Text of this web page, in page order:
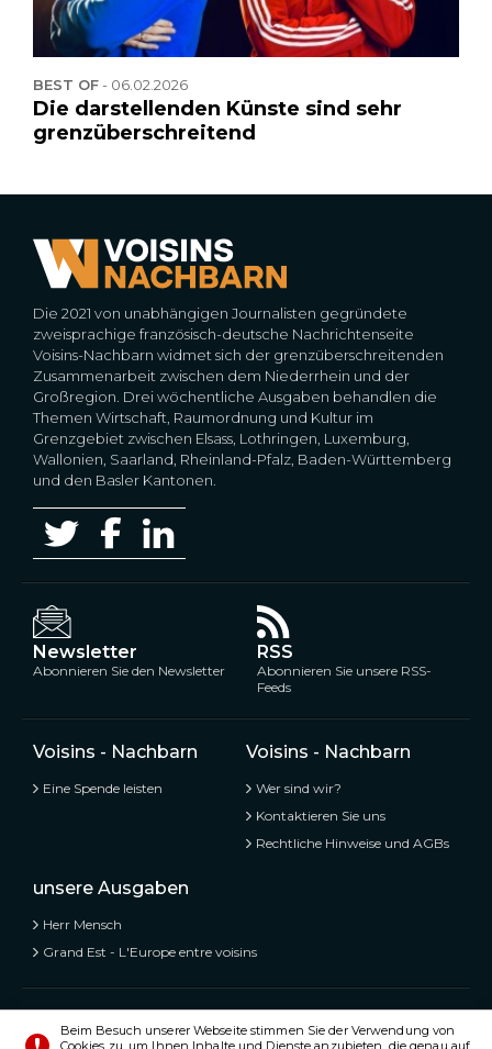
BEST OF- 06.02.2026
Die darstellenden Künste sind sehr
grenzüberschreitend
Die 2021 von unabhängigen Journalisten gegründete
zweisprachige französisch-deutsche Nachrichtenseite
Voisins-Nachbarn widmet sich der grenzüberschreitenden
Zusammenarbeit zwischen dem Niederrhein und der
Großregion. Drei wöchentliche Ausgaben behandlen die
Themen Wirtschaft, Raumordnung und Kultur im
Grenzgebiet zwischen Elsass, Lothringen, Luxemburg,
Wallonien, Saarland, Rheinland-Pfalz, Baden-Württemberg
und den Basler Kantonen.
Newsletter
Abonnieren Sie den Newsletter
RSS
Abonnieren Sie unsere RSS-
Feeds
Voisins - Nachbarn
Eine Spende leisten
Voisins - Nachbarn
Wer sind wir?
Kontaktieren Sie uns
Rechtliche Hinweise und AGBs
unsere Ausgaben
Herr Mensch
Grand Est - L'Europe entre voisins
Voisins - Nachbarn, Kostenlose und geteilte Informationen
Beim Besuch unserer Webseite stimmen Sie der Verwendung von
Cookies zu, um Ihnen Inhalte und Dienste anzubieten, die genau auf